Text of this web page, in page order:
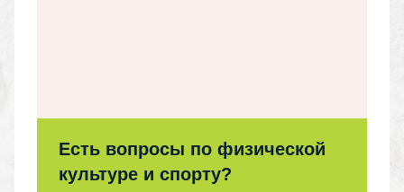
Есть вопросы по физической
культуре и спорту?